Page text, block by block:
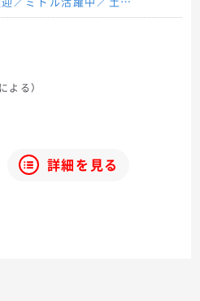
よる）
詳細を見る